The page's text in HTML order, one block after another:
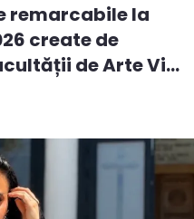
remarcabile la
create de
de Arte Vi...